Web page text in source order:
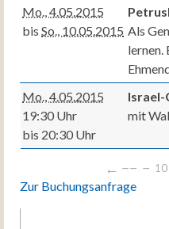
Mo., 4.05.2015
bis So., 10.05.2015 Als
Mo., 4.05.2015
19:30 Uhr
bis 20:30 Uhr
Israel-
mit
← −− − 10
Zur Buchungsanfrage